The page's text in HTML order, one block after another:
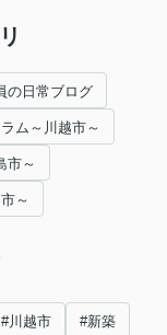
の日常ブログ
ム～川越市～
市～
～
#川越市 #新築